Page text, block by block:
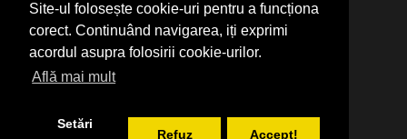
Site-ul folosește cookie-uri pentru a funcționa
corect. Continuând navigarea, iți exprimi
acordul asupra folosirii cookie-urilor.
Află mai mult
Setări
Refuz Accept!